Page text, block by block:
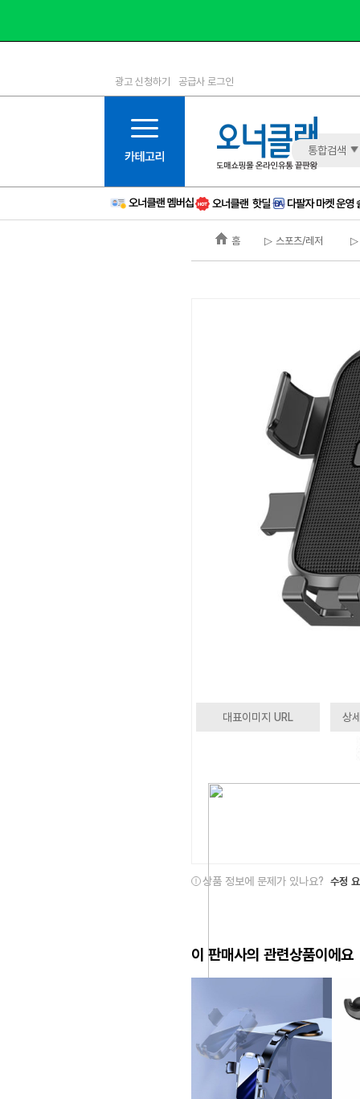
1등급
6등급
11등급
12등급
15등급
16등급
광고 신청하기 공급사 로그인
통합검색
홈 ▷ 스포츠/레저 ▷
대표이미지 URL 상
상품 정보에 문제가 있나요? 수정
이 판매사의 관련상품이에요